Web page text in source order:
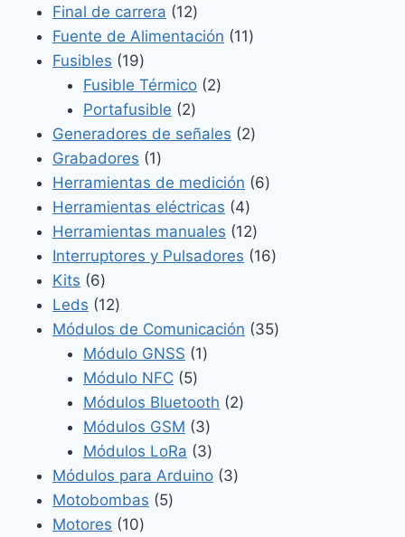
productos
Final de carrera 1212
productos
Fuente de Alimentación 1111
Fusibles 1919
productos
Fusible Térmico 22
Portafusible 22
productos
Generadores de señales 22
Grabadores 11
producto
Herramientas de medición 66
Herramientas eléctricas 44
productos
Herramientas manuales 1212
productos
Interruptores y Pulsadores 1616
Kits 66
productos
Leds 1212
productos
Módulos de Comunicación 3535
Módulo GNSS 11
Módulo NFC 55
productos
Módulos Bluetooth 22
Módulos GSM 33
productos
Módulos LoRa 33
productos
Módulos para Arduino 33
Motobombas 55
Motores 1010